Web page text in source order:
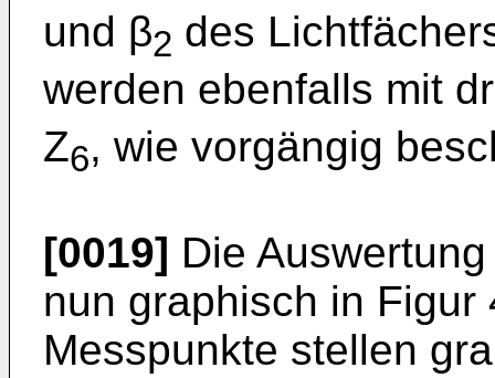
und β2 des
werden ebenfalls mit
Z6, wie vorgängig
[0019] Die
nun graphisch in Figur
Messpunkte stellen